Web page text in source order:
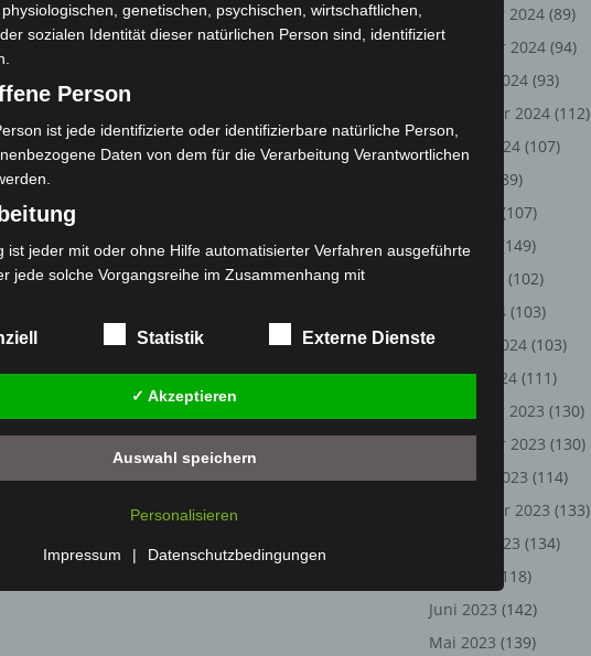
Dezember 2024 (89)
November 2024 (94)
Oktober 2024 (93)
September 2024 (112)
August 2024 (107)
(89)
(107)
Mai 2024
(149)
(102)
März 2024 (103)
Februar 2024 (103)
Januar 2024 (111)
Dezember 2023 (130)
November 2023 (130)
Oktober 2023 (114)
September 2023 (133)
August 2023 (134)
(118)
Juni 2023 (142)
Mai 2023 (139)
genetischen, psychischen, wirtschaftlichen,
sozialen Identität dieser natürlichen Person sind, identifiziert
Person
ist jede identifizierte oder identifizierbare natürliche Person,
Daten von dem für die Verarbeitung Verantwortlichen
ist jeder mit oder ohne Hilfe automatisierter Verfahren ausgeführte
jede solche Vorgangsreihe im Zusammenhang mit
die Speicherung, die Anpassung oder Veränderung, das Auslesen,
die Verwendung, die Offenlegung durch Übermittlung, Verbreitung
Form der Bereitstellung, den Abgleich oder die Verknüpfung,
das Löschen oder die Vernichtung.
der Verarbeitung
der Verarbeitung ist die Markierung gespeicherter
Art der automatisierten Verarbeitung personenbezogener
besteht, dass diese personenbezogenen Daten verwendet
bestimmte persönliche Aspekte, die sich auf eine natürliche Person
Statistik Externe Dienste
✓ Akzeptieren
Auswahl speichern
Personalisieren
Impressum | Datenschutzbedingungen